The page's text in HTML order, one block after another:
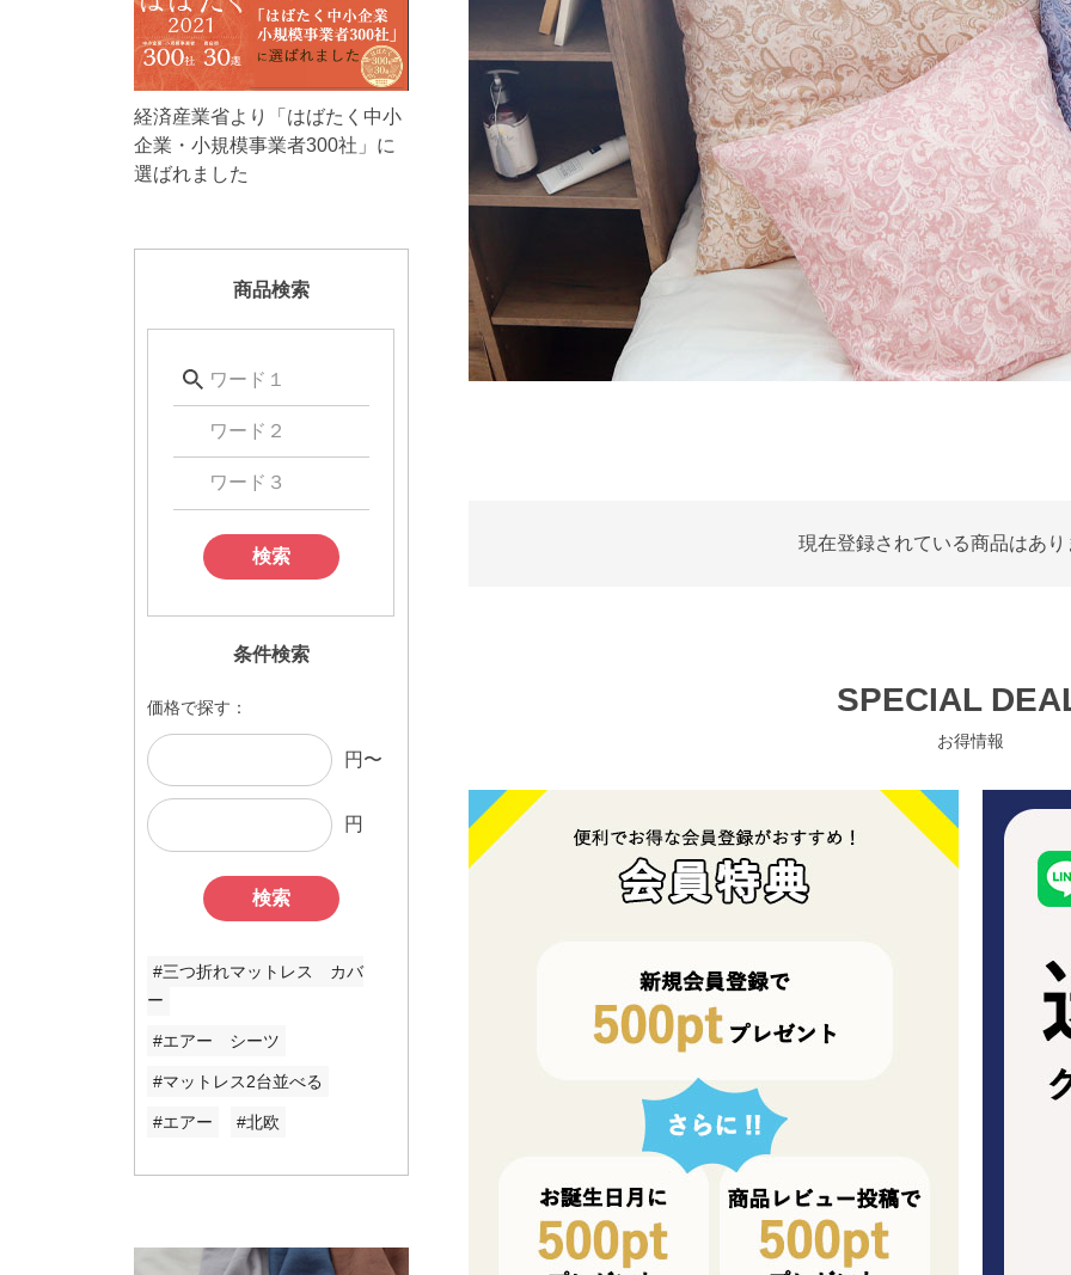
経済産業省より「はばたく中小
企業・小規模事業者300社」に
選ばれました
商品検索
検索
条件検索
価格で探す：
円〜
円
検索
#三つ折れマットレス カバ
ー
#エアー シーツ
#マットレス2台並べる
#エアー #北欧
現在登録されている商品はあり
SPECIAL
お得情報